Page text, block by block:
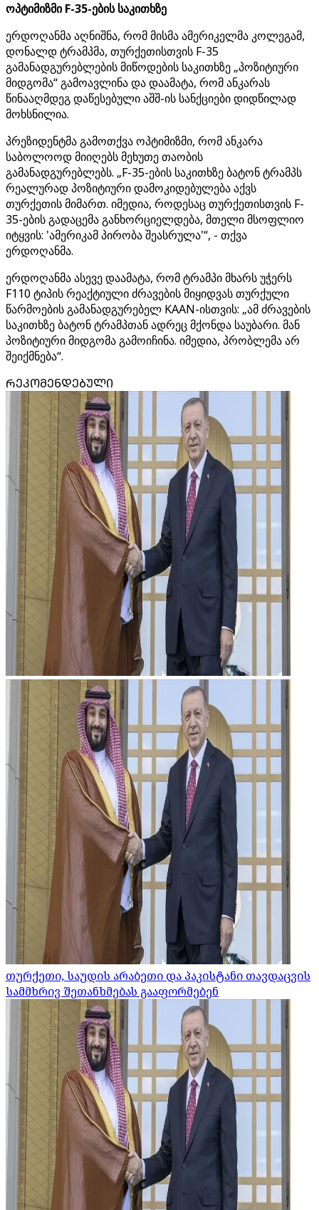
ოპტიმიზმი F-35-ების საკითხზე
ერდოღანმა აღნიშნა, რომ მისმა ამერიკელმა კოლეგამ,
დონალდ ტრამპმა, თურქეთისთვის F-35
გამანადგურებლების მიწოდების საკითხზე „პოზიტიური
მიდგომა“ გამოავლინა და დაამატა, რომ ანკარას
წინააღმდეგ დაწესებული აშშ-ის სანქციები დიდწილად
მოხსნილია.
პრეზიდენტმა გამოთქვა ოპტიმიზმი, რომ ანკარა
საბოლოოდ მიიღებს მეხუთე თაობის
გამანადგურებლებს. „F-35-ების საკითხზე ბატონ ტრამპს
რეალურად პოზიტიური დამოკიდებულება აქვს
თურქეთის მიმართ. იმედია, როდესაც თურქეთისთვის F-
35-ების გადაცემა განხორციელდება, მთელი მსოფლიო
იტყვის: 'ამერიკამ პირობა შეასრულა'“, - თქვა
ერდოღანმა.
ერდოღანმა ასევე დაამატა, რომ ტრამპი მხარს უჭერს
F110 ტიპის რეაქტიული ძრავების მიყიდვას თურქული
წარმოების გამანადგურებელ KAAN-ისთვის: „ამ ძრავების
საკითხზე ბატონ ტრამპთან ადრეც მქონდა საუბარი. მან
პოზიტიური მიდგომა გამოიჩინა. იმედია, პრობლემა არ
შეიქმნება“.
ᲠᲔᲙᲝᲛᲔᲜᲓᲔᲑᲣᲚᲘ
თურქეთი, საუდის არაბეთი და პაკისტანი თავდაცვის
სამმხრივ შეთანხმებას გააფორმებენ